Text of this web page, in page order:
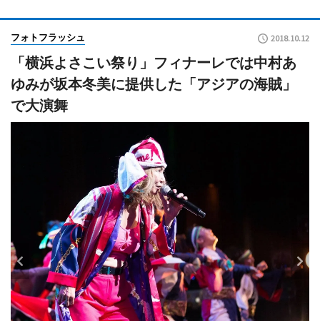
フォトフラッシュ 2018.10.12
「横浜よさこい祭り」フィナーレでは中村あ
ゆみが坂本冬美に提供した「アジアの海賊」
で大演舞